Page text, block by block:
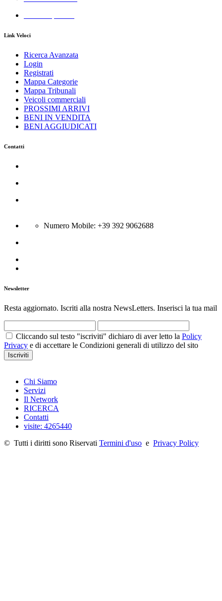
Link Veloci
Ricerca Avanzata
Login
Registrati
Mappa Categorie
Mappa Tribunali
Veicoli commerciali
PROSSIMI ARRIVI
BENI IN VENDITA
BENI AGGIUDICATI
Contatti
Numero Mobile: +39 392 9062688
Newsletter
Resta aggiornato. Iscriti alla nostra NewsLetters. Inserisci la tua mail
Cliccando sul testo "iscriviti" dichiaro di aver letto la Policy
Privacy e di accettare le Condizioni generali di utilizzo del sito
Iscriviti
Chi Siamo
Servizi
Il Network
RICERCA
Contatti
visite: 4265440
© Tutti i diritti sono Riservati Termini d'uso e Privacy Policy